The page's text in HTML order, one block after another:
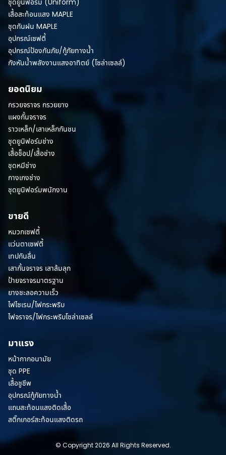
เสื้อสะท้อนแสง MAPLE
ชุดกันฝน MAPLE
อุปกรณ์เซฟตี้
อุปกรณ์ป้องกันภัย/กู้ภัยทางน้ำ
กังหันน้ำพลังงานแสงอาทิตย์ (โซล่าเซลล์)
ยอดนิยม
กรวยจราจร กรวยยาง
แผงกั้นจราจร
ราวเหล็ก/เสาเหล็กกันชน
ชุดยูนิฟอร์มช่าง
เสื้อช็อป/เสื้อช่าง
ชุดหมีช่าง
กางเกงช่าง
ชุดยูนิฟอร์มพนักงาน
ขายดี
หมวกเซฟตี้
แว่นตาเซฟตี้
เทปกันลื่น
เสากั้นจราจร เสาล้มลุก
ป้ายจราจรมาตรฐาน
ยางชะลอความเร็ว
ไฟไซเรน/ไฟกระพริบ
ไฟจราจร/ไฟกระพริบโซล่าเซลล์
มาแรง
หน้ากากอนามัย
ชุด PPE
เสื้อชูชีพ
อุปกรณ์กู้ภัยทางน้ำ
แถบสะท้อนแสงติดเสื้อ
สติ๊กเกอร์สะท้อนแสงติดรถ
© Copyright 2026 All Rights Reserved.